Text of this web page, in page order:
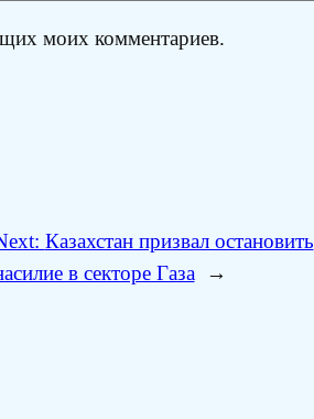
моих комментариев.
Казахстан призвал остановить
в секторе Газа
→